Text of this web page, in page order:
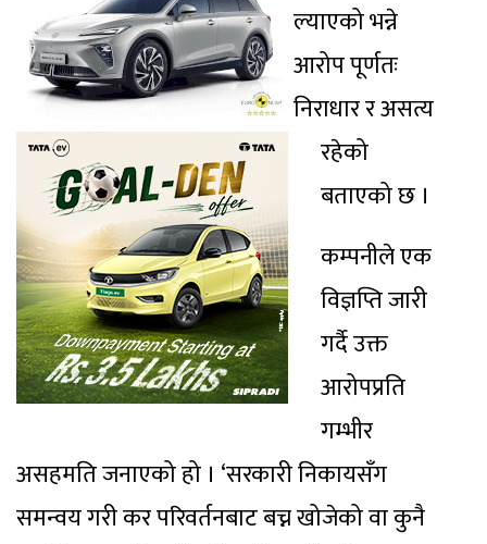
ल्याएको भन्ने
आरोप पूर्णतः
निराधार र असत्य
रहेको
बताएको छ ।
कम्पनीले एक
विज्ञप्ति जारी
गर्दै उक्त
आरोपप्रति
गम्भीर
असहमति जनाएको हो । ‘सरकारी निकायसँग
समन्वय गरी कर परिवर्तनबाट बच्न खोजेको वा कुनै